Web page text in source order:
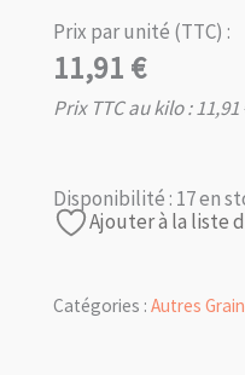
Prix par unité (TTC) :
11,91 €
Prix TTC au kilo :11,91
Disponibilité : 17 en
Ajouter à la liste
Catégories :Autres